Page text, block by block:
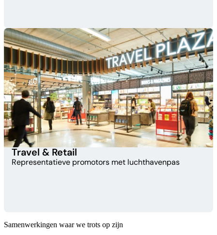
Travel & Retail
Representatieve promotors met luchthavenpas
Samenwerkingen waar we trots op zijn